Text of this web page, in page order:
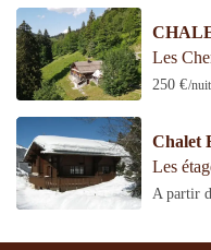
Les
250 €/nuit
Chalet
Les
A partir